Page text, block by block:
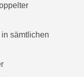
sämtlichen